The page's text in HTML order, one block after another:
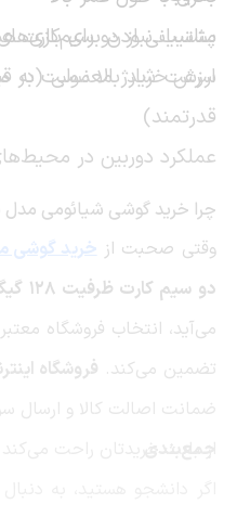
پشتیبانی از دو سیم‌کارت
ارزش خرید بالا نسبت به
مناسب نبودن برای
سرعت شارژ معمولی (در
قدرتمند)
عملکرد دوربین در
چرا خرید گوشی شیائومی مدل Redmi A5 از مبیت؟
وقتی صحبت از خرید گوشی
دو سیم کارت ظرفیت 128 گیگابایت و رم 4 گیگابایت
می‌آید، انتخاب فروشگاه
تضمین می‌کند. فروشگاه
ضمانت اصالت کالا و ارسال